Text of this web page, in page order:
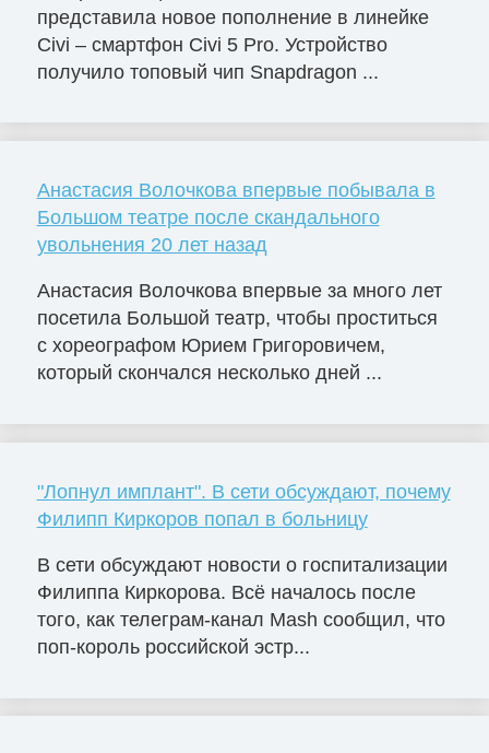
представила новое пополнение в линейке
Civi – смартфон Civi 5 Pro. Устройство
получило топовый чип Snapdragon ...
Анастасия Волочкова впервые побывала в
Большом театре после скандального
увольнения 20 лет назад
Анастасия Волочкова впервые за много лет
посетила Большой театр, чтобы проститься
с хореографом Юрием Григоровичем,
который скончался несколько дней ...
"Лопнул имплант". В сети обсуждают, почему
Филипп Киркоров попал в больницу
В сети обсуждают новости о госпитализации
Филиппа Киркорова. Всё началось после
того, как телеграм-канал Mash сообщил, что
поп-король российской эстр...